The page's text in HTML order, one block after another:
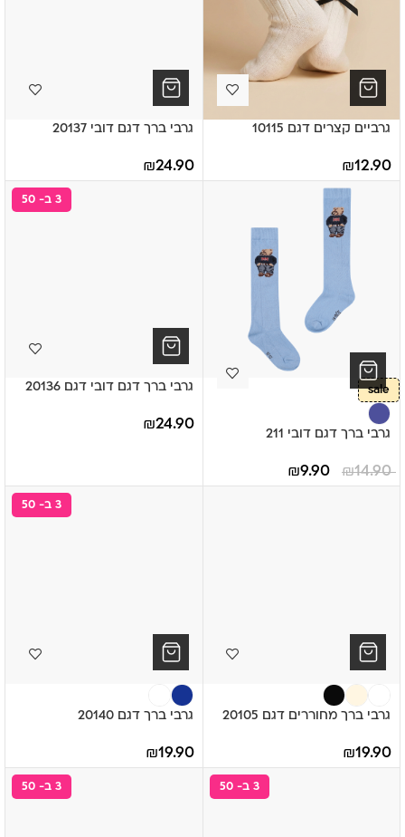
גרביים קצרים דגם 10115
12.90
₪
גרבי ברך דגם דובי 20137
24.90
₪
sale
גרבי ברך דגם דובי 211
14.90
₪
9.90
₪
3 ב- 50
גרבי ברך דגם דובי דגם 20136
24.90
₪
גרבי ברך מחוררים דגם 20105
19.90
₪
3 ב- 50
גרבי ברך דגם 20140
19.90
₪
3 ב- 50 3 ב- 50